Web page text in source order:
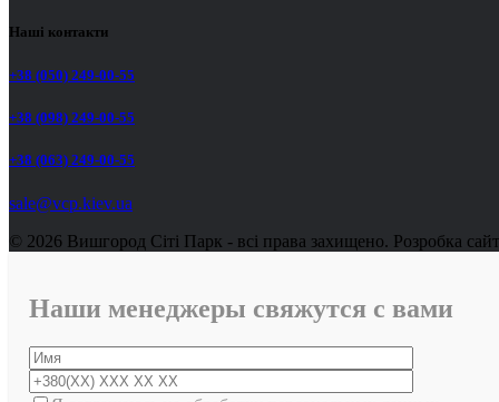
Наші контакти
+38 (050) 249-00-55
+38 (098) 249-00-55
+38 (063) 249-00-55
sale@vcp.kiev.ua
© 2026 Вишгород Сіті Парк - всі права захищено. Розробка
Наши менеджеры свяжутся с вами